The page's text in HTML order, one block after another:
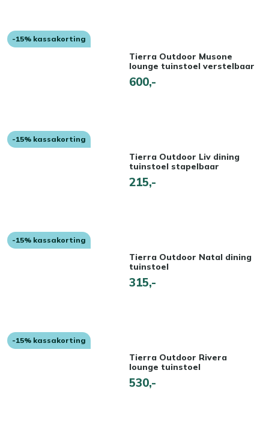
-15% kassakorting
Tierra Outdoor Musone
lounge tuinstoel verstelbaar
600,-
-15% kassakorting
Tierra Outdoor Liv dining
tuinstoel stapelbaar
215,-
-15% kassakorting
Tierra Outdoor Natal dining
tuinstoel
315,-
-15% kassakorting
Tierra Outdoor Rivera
lounge tuinstoel
530,-